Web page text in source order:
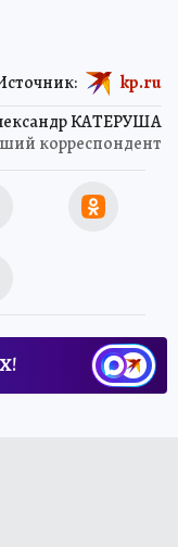
КАТЕРУША
корреспондент
kp.ru